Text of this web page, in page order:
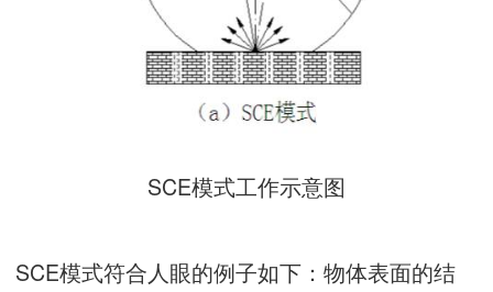
SCE模式工作示意图
SCE模式符合人眼的例子如下：物体表面的结